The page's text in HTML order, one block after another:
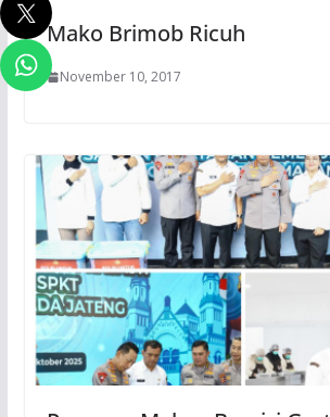
Mako Brimob Ricuh
November 10, 2017